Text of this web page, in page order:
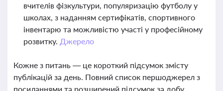
вчителів фізкультури, популяризацію футболу у
школах, з наданням сертифікатів, спортивного
інвентарю та можливістю участі у професійному
розвитку. Джерело
Кожне з питань — це короткий підсумок змісту
публікацій за день. Повний список першоджерел з
посиланнями та розширений підсумок за добу